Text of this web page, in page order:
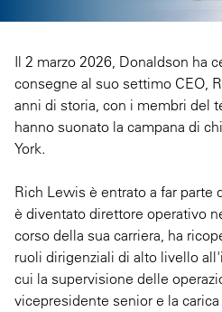
Il 2 marzo 2026, Donaldson ha
consegne al suo settimo CEO,
anni di storia, con i membri del
hanno suonato la campana di
York.
Rich Lewis è entrato a far parte
è diventato direttore operativo
corso della sua carriera, ha
ruoli dirigenziali di alto livello
cui la supervisione delle
vicepresidente senior e la